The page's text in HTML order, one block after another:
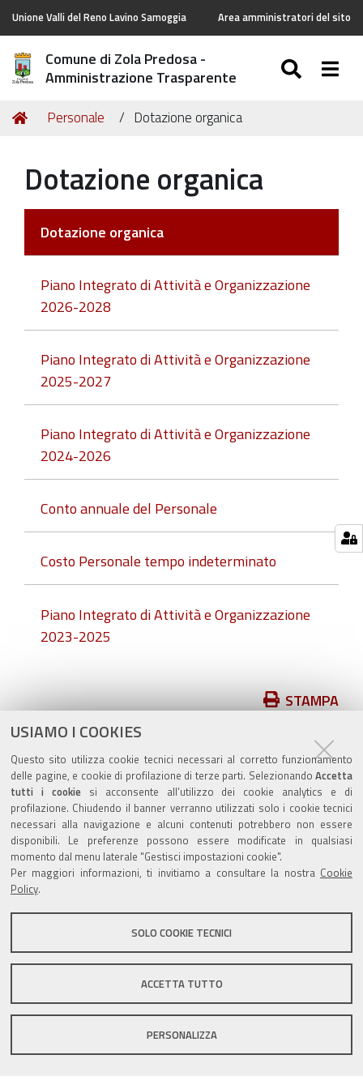
USIAMO I COOKIES
Questo sito utilizza cookie tecnici necessari al corretto funzionamento
delle pagine, e cookie di profilazione di terze parti. Selezionando Accetta
tutti i cookiesi acconsente all’utilizzo dei cookie analytics e di
profilazione. Chiudendo il banner verranno utilizzati solo i cookie tecnici
necessari alla navigazione e alcuni contenuti potrebbero non essere
disponibili. Le preferenze possono essere modificate in qualsiasi
momento dal menu laterale "Gestisci impostazioni cookie".
Per maggiori informazioni, ti invitiamo a consultare la nostra Cookie
Policy.
SOLO COOKIE TECNICI
ACCETTA TUTTO
PERSONALIZZA
Unione Valli del Reno Lavino Samoggia Area amministratori del sito
Comune di Zola Predosa -
Amministrazione Trasparente
Tu
Home
Personale Dotazione organica
Dotazione organica
Dotazione organica
Piano Integrato di Attività e Organizzazione
2026-2028
Piano Integrato di Attività e Organizzazione
2025-2027
Piano Integrato di Attività e Organizzazione
2024-2026
Conto annuale del Personale
Costo Personale tempo indeterminato
Piano Integrato di Attività e Organizzazione
2023-2025
Azioni
sul
documento
STAMPA
pubblicato il15/11/2018
ultima modifica15/11/2018
Valuta questo sito
Sito istituzionale Comune di Zola Predosa